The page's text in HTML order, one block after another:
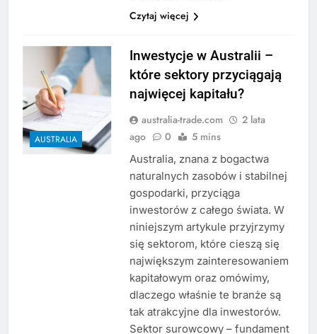
Czytaj więcej
AUSTRALIA
Inwestycje w Australii –
które sektory przyciągają
najwięcej kapitału?
australia-trade.com
2 lata
ago
0 5 mins
Australia, znana z bogactwa
naturalnych zasobów i stabilnej
gospodarki, przyciąga
inwestorów z całego świata. W
niniejszym artykule przyjrzymy
się sektorom, które cieszą się
największym zainteresowaniem
kapitałowym oraz omówimy,
dlaczego właśnie te branże są
tak atrakcyjne dla inwestorów.
Sektor surowcowy – fundament